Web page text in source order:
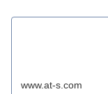
www.at-s.com